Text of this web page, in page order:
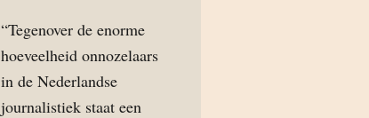
“Tegenover de enorme
hoeveelheid onnozelaars
in de Nederlandse
journalistiek staat een